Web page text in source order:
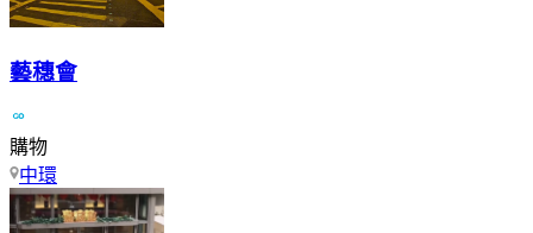
藝穗會
購物
中環